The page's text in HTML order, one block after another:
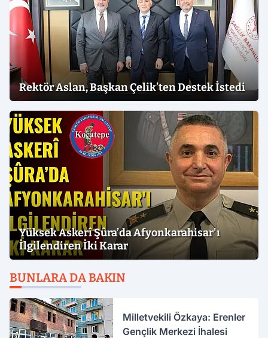
Rektör Aslan, Başkan Çelik’ten Destek İstedi
Yüksek Askerî Şûra’da Afyonkarahisar'ı
İlgilendiren İki Karar
BUNLARA DA BAKIN
Milletvekili Özkaya: Erenler
Gençlik Merkezi İhalesi